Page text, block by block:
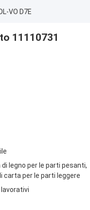
VO D7E
11110731
legno per le parti pesanti,
carta per le parti leggere